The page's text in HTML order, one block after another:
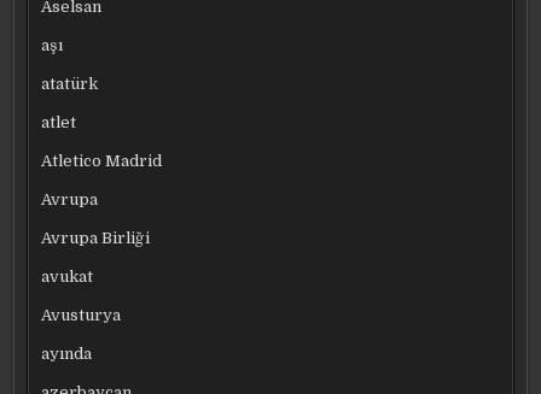
Aselsan
aşı
atatürk
atlet
Atletico Madrid
Avrupa
Avrupa Birliği
avukat
Avusturya
ayında